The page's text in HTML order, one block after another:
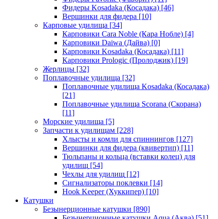
Фидеры Kosadaka (Косадака) [46]
Вершинки для фидера [10]
Карповые удилища [34]
Карповики Cara Noble (Кара Нобле) [4]
Карповики Daiwa (Дайва) [0]
Карповики Kosadaka (Косадака) [11]
Карповики Prologic (Пролоджик) [19]
Жерлицы [32]
Поплавочные удилища [32]
Поплавочные удилища Kosadaka (Косадака)
[21]
Поплавочные удилища Scorana (Скорана)
[11]
Морские удилища [5]
Запчасти к удилищам [228]
Хлысты и комли для спиннингов [127]
Вершинки для фидера (квивертип) [11]
Тюльпаны и кольца (вставки колец) для
удилищ [54]
Чехлы для удилищ [12]
Сигнализаторы поклевки [14]
Hook Keeper (Хуккипер) [10]
Катушки
Безынерционные катушки [890]